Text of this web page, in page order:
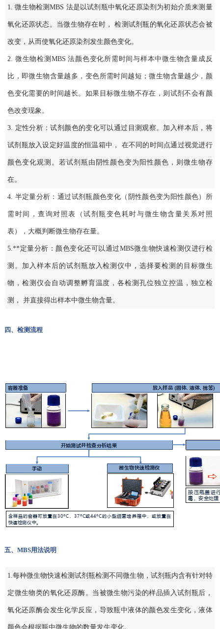
1. 微生物检测MBS 法是以试剂瓶中氧化还原染剂为初始介质来测量
氧化还原状态。当微生物存在时， 检测试剂瓶的氧化还原状态会被
改变，从而使氧化还原染剂发生颜色变化。
2. 微生物检测MBS 法颜色变化所需时间与样本中微生物含量成反
比，即微生物含量越多，变色所需时间越短；微生物含量越少，颜
色变化需要的时间越长。如果目标微生物不存在，则试剂不会有颜
色改变现象。
3. 定性分析：试剂颜色的变化可以通过目测观察。加入样本后，将
试剂瓶放入设定好温度的恒温箱中， 在不同的时间点通过视觉进行
颜色变化观测。若试剂瓶由阴性颜色变为阳性颜色，则微生物存
在。
4. 半定量分析：通过试剂瓶颜色变化（阴性颜色变为阳性颜色）所
需时间，查询对照表（试剂瓶变色耗时与微生物含量关系对照
表），大概判断微生物存在量。
5.**定量分析：颜色变化还可以通过MBS微生物快速检测仪进行检
测。加入样本后的试剂瓶放入检测仪中，选择要检测的目标微生
物，检测仪会自动调整孵育温度，各检测孔位独立控温，独立检
测， 并直接得出样本中微生物含量。
四、检测流程
五、MBS用法说明
1.每种微生物快速检测试剂瓶检测不同微生物，试剂瓶内含有针对特
定微生物类的氧化还原酶。当被微生物污染的样品插入试剂瓶后，
氧化还原酶会发生化学反应，导致瓶中液体的颜色发生变化，液体
颜色会根据瓶中微生物的数量发生变化。